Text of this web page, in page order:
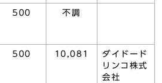
500 不調
500 10,081
ダイドード
リンコ株式
会社